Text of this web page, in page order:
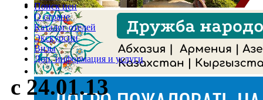
Поиск цен
О стране
Каталог отелей
Экскурсии
Визы
Доп. информация и услуги
с 24.01.13